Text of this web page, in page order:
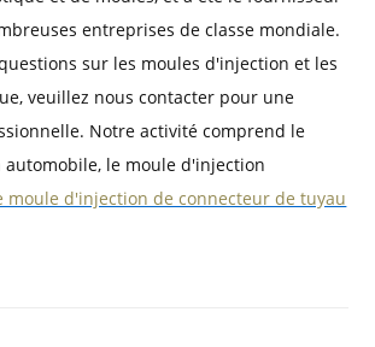
entreprises de classe mondiale.
sur les moules d'injection et les
veuillez nous contacter pour une
Notre activité comprend le
le moule d'injection
moule d'injection de connecteur de tuyau